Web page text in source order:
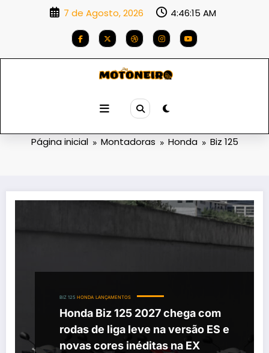
7 de Agosto, 2026 4:46:15 AM
Categoria: Biz 125
Página inicial Montadoras Honda Biz 125
BIZ 125 HONDA LANÇAMENTOS
Honda Biz 125 2027 chega com
rodas de liga leve na versão ES e
novas cores inéditas na EX